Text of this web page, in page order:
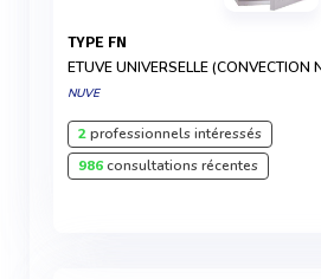
TYPE FN
ETUVE UNIVERSELLE (CONVECTION
NUVE
2professionnels intéressés
986consultations récentes